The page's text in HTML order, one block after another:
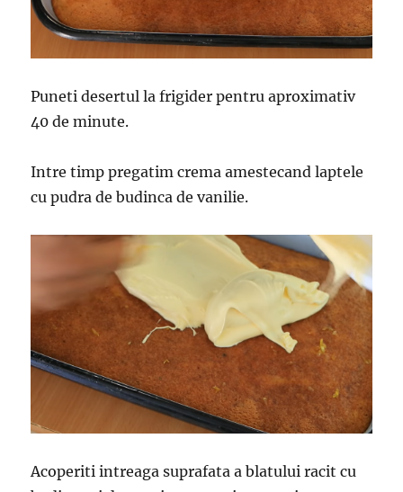
Puneti desertul la frigider pentru aproximativ
40 de minute.
Intre timp pregatim crema amestecand laptele
cu pudra de budinca de vanilie.
Acoperiti intreaga suprafata a blatului racit cu